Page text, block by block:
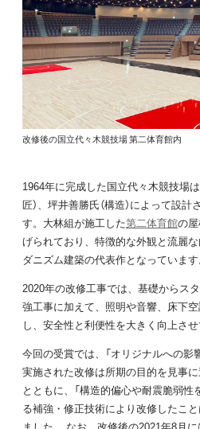
改修後の国立代々木競技場 第二体育館内
1964年に完成した国立代々木競技場
匠）、坪井善勝氏（構造）によって設
す。大林組が施工した第二体育館の
げられており、特徴的な外観と流麗
ダニズム建築の代表作となっています
2020年の改修工事では、基礎からス
強工事に加えて、照明や音響、床下
し、安全性と利便性を大きく向上させ
今回の受賞では、「オリジナルへの
実施された改修は所期の目的を見事
とともに、「構造的偏心や耐震脆弱
る補強・修正技術により改修したこ